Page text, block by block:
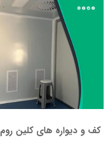
کف و دیواره های کلین روم